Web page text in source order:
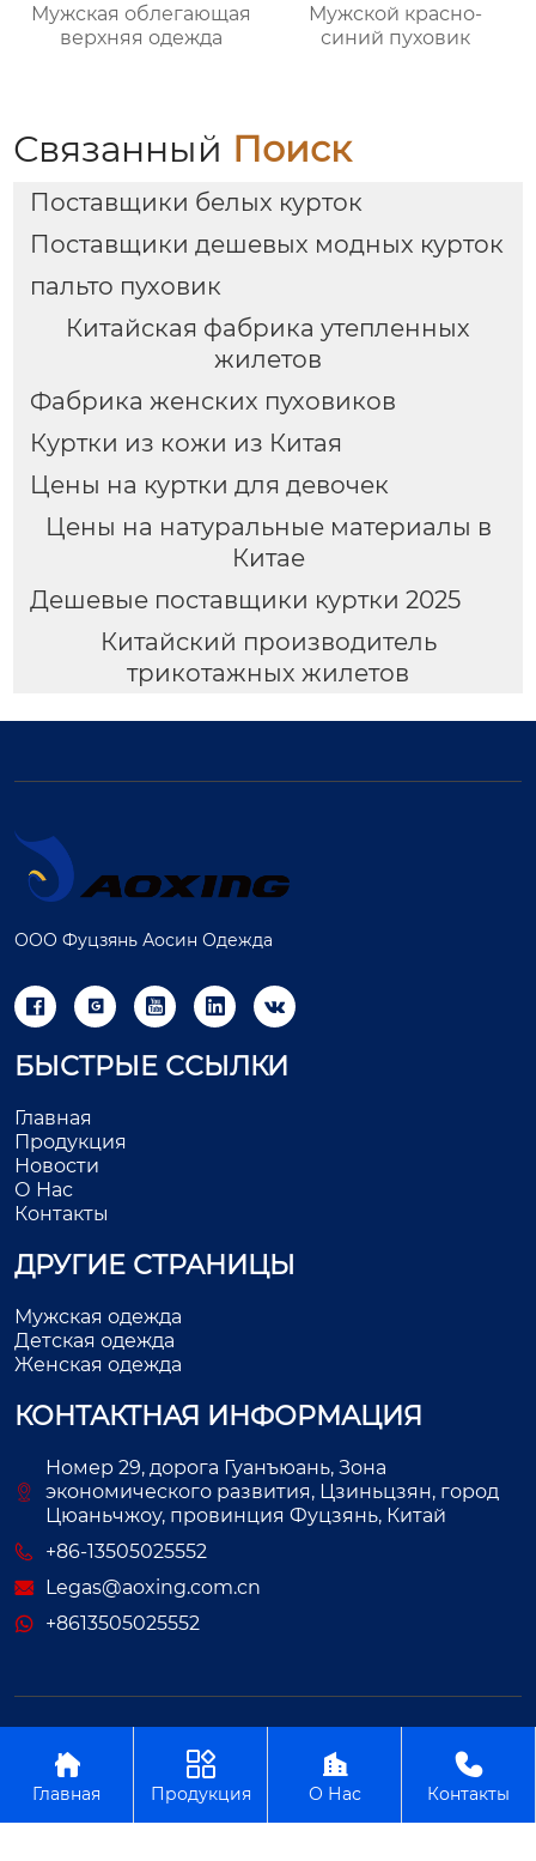
Мужская облегающая
верхняя одежда
Мужской красно-
синий пуховик
Связанный Поиск
Поставщики белых курток
Поставщики дешевых модных курток
пальто пуховик
Китайская фабрика утепленных
жилетов
Фабрика женских пуховиков
Куртки из кожи из Китая
Цены на куртки для девочек
Цены на натуральные материалы в
Китае
Дешевые поставщики куртки 2025
Китайский производитель
трикотажных жилетов
ООО Фуцзянь Аосин Одежда
    
БЫСТРЫЕ ССЫЛКИ
Главная
Продукция
Новости
О Нас
Контакты
ДРУГИЕ СТРАНИЦЫ
Мужская одежда
Детская одежда
Женская одежда
КОНТАКТНАЯ ИНФОРМАЦИЯ
Номер 29, дорога Гуанъюань, Зона
экономического развития, Цзиньцзян, город
Цюаньчжоу, провинция Фуцзянь, Китай
+86-13505025552
Legas@aoxing.com.cn
+8613505025552

Главная

Продукция

О Нас

Контакты